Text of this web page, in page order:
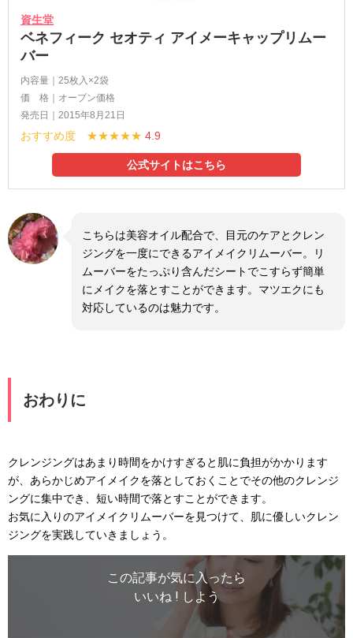
資生堂
ベネフィーク セオティ アイメーキャップリムー
バー
内容量｜25枚入×2袋
価 格｜オープン価格
発売日｜2015年8月21日
おすすめ度 ★★★★★ 4.9
公式サイトはこちら
こちらは美容オイル配合で、目元のケアとクレン
ジングを一度にできるアイメイクリムーバー。リ
ムーバーをたっぷり含んだシートでこすらず簡単
にメイクを落とすことができます。マツエクにも
対応しているのは魅力です。
おわりに
クレンジングはあまり時間をかけすぎると肌に負担がかかります
が、あらかじめアイメイクを落としておくことでその他のクレンジ
ングに集中でき、短い時間で落とすことができます。
お気に入りのアイメイクリムーバーを見つけて、肌に優しいクレン
ジングを実践していきましょう。
この記事が気に入ったら
いいね ! しよう